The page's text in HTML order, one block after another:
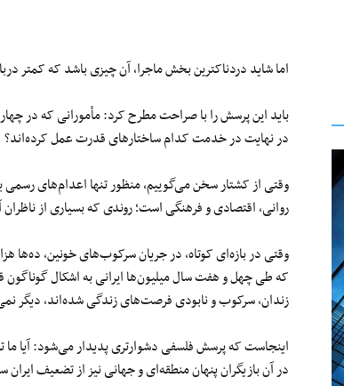
اما شاید دردناکترین بخش ماجرا، آن چیزی باشد که کمتر
باید این پرسش را با صراحت مطرح کرد: مأمورانی که در
در نهایت در خدمت کدام ساختارهای قدرت عمل کرده‌اند؟
وقتی از کشتار سخن می‌گوییم، منظور تنها اعدام‌های
روانی، اقتصادی و فرهنگی است؛ روندی که بسیاری از
وقتی در بازه‌ای کوتاه، در جریان سرکوب‌های خونین، ده‌ها
که طی چهل و هفت سال میلیون‌ها ایرانی به اشکال
زندان، سرکوب و نابودی فرصت‌های زندگی شده‌اند، دیگر
اینجاست که پرسش فلسفی دشوارتری پدیدار می‌شود: آیا ما
در آن بازیگران پنهان منطقه‌ای و جهانی نیز از تضعیف ایران